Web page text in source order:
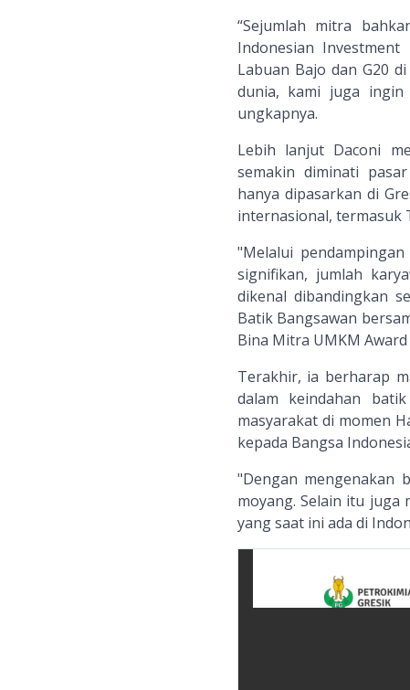
“Sejumlah mitra
Indonesian
Labuan Bajo dan G20
dunia, kami juga
ungkapnya.
Lebih lanjut Daconi
semakin diminati
hanya dipasarkan di
internasional, termasuk
"Melalui
signifikan, jumlah
dikenal dibandingkan
Batik Bangsawan
Bina Mitra UMKM Award
Terakhir, ia berharap
dalam keindahan
masyarakat di momen
kepada Bangsa
"Dengan mengenakan
moyang. Selain itu juga
yang saat ini ada di